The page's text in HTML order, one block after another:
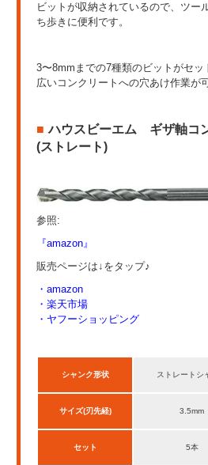
ビットが収納されているので、ツー
ち歩きに便利です。
3〜8mmまでの7種類のビットがセ
広いコンクリートへの穴あけ作業が
ハウスビーエム ギザ軸コ
(ストレート)
参照:
『amazon』
販売ページは↓をタップ♪
・amazon
・楽天市場
・ヤフーショッピング
シャンク形状 ストレートシ
サイズ(刃先経) 3.5mm
セット 5本